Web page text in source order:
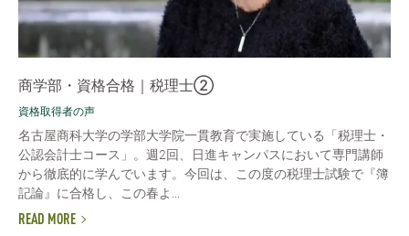
商学部・資格合格｜税理士②
資格取得者の声
名古屋商科大学の学部大学院一貫教育で実施している「税理士・
公認会計士コース」。週2回、日進キャンパスにおいて専門講師
から徹底的に学んでいます。今回は、この度の税理士試験で『簿
記論』に合格し、この春よ...
READ MORE